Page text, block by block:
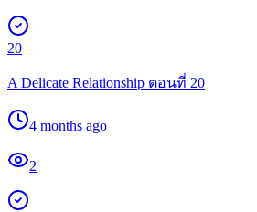
20
A Delicate Relationship ตอนที่ 20
4 months ago
2